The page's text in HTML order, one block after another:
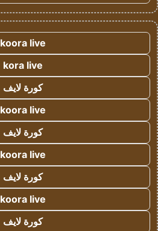
koora live
kora live
كورة لايف
koora live
كورة لايف
koora live
كورة لايف
koora live
كورة لايف